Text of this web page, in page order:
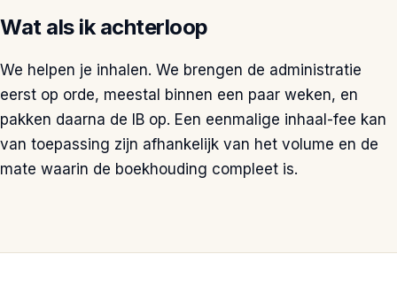
Wat als ik achterloop
We helpen je inhalen. We brengen de administratie
eerst op orde, meestal binnen een paar weken, en
pakken daarna de IB op. Een eenmalige inhaal-fee kan
van toepassing zijn afhankelijk van het volume en de
mate waarin de boekhouding compleet is.